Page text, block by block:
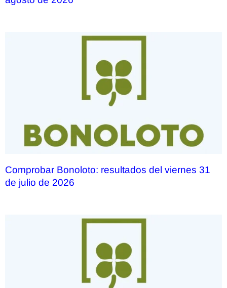
Comprobar Bonoloto: resultados del viernes 31
de julio de 2026